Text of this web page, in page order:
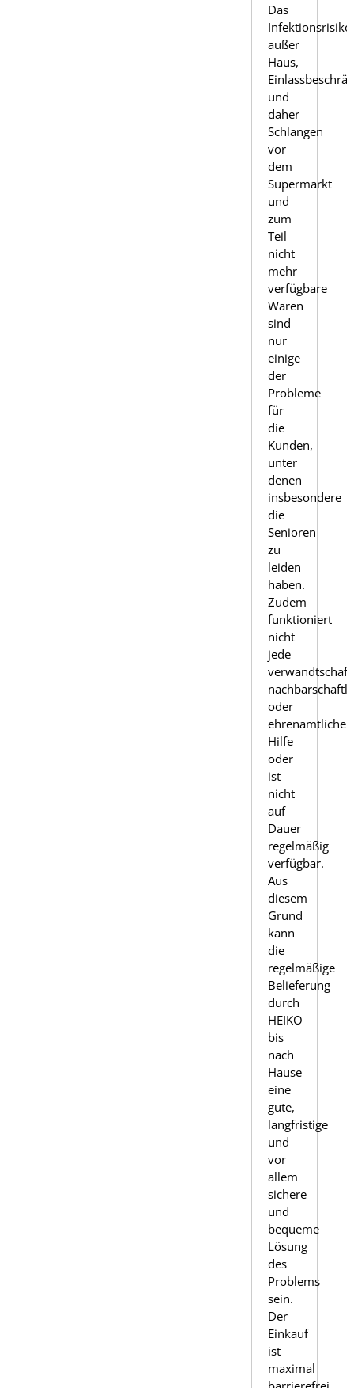
Das
Infektionsrisiko
außer
Haus,
und
daher
Schlangen
vor
dem
Supermarkt
und
zum
Teil
nicht
mehr
verfügbare
Waren
sind
nur
einige
der
Probleme
für
die
Kunden,
unter
denen
insbesondere
die
Senioren
zu
leiden
haben.
Zudem
funktioniert
nicht
jede
oder
ehrenamtliche
Hilfe
oder
ist
nicht
auf
Dauer
regelmäßig
verfügbar.
Aus
diesem
Grund
kann
die
regelmäßige
Belieferung
durch
HEIKO
bis
nach
Hause
eine
gute,
langfristige
und
vor
allem
sichere
und
bequeme
Lösung
des
Problems
sein.
Der
Einkauf
ist
maximal